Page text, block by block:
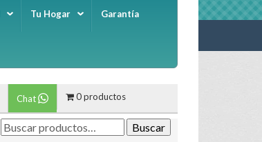
Tu Hogar Garantía
Chat 0 productos
Buscar